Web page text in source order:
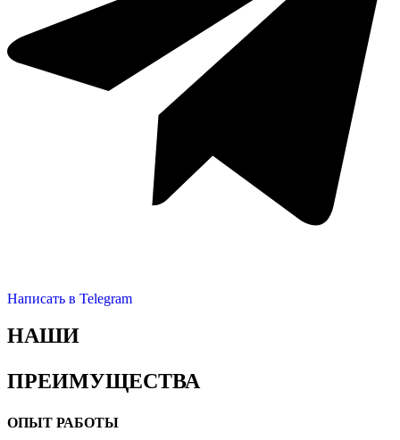
Написать в Telegram
НАШИ
ПРЕИМУЩЕСТВА
ОПЫТ РАБОТЫ